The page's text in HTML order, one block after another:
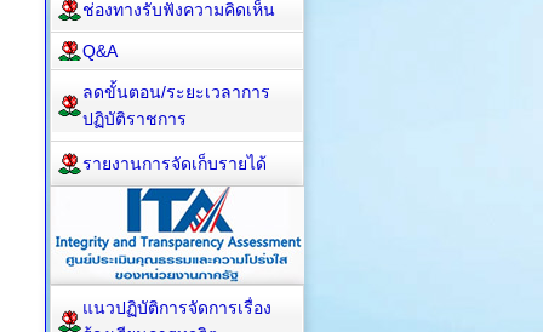
ช่องทางรับฟังความคิดเห็น
Q&A
ลดขั้นตอน/ระยะเวลาการ
ปฏิบัติราชการ
รายงานการจัดเก็บรายได้
แนวปฏิบัติการจัดการเรื่อง